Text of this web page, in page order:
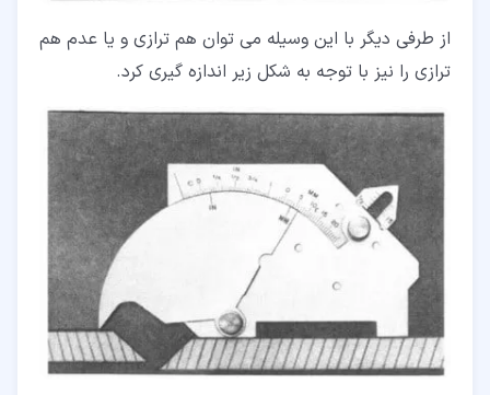
از طرفی دیگر با این وسیله می ­توان هم ترازی و یا عدم هم
ترازی را نیز با توجه به شکل زیر اندازه گیری کرد.